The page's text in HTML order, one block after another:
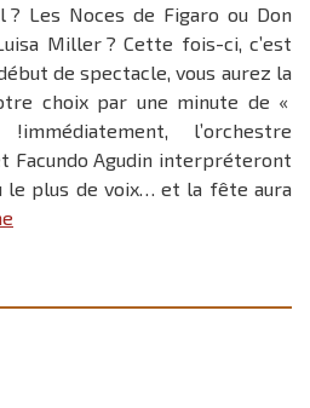
Les Noces de Figaro ou Don
Miller ? Cette fois-ci, c’est
de spectacle, vous aurez la
choix par une minute de «
l’orchestre
Facundo Agudin interpréteront
le plus de voix… et la fête aura